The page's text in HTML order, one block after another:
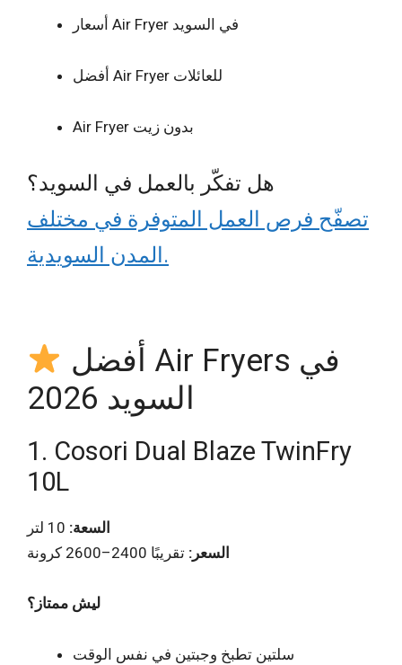
أسعار Air Fryer في السويد
أفضل Air Fryer للعائلات
Air Fryer بدون زيت
هل تفكّر بالعمل في السويد؟
تصفّح فرص العمل المتوفرة في مختلف
المدن السويدية.
السويد 2026
1. Cosori Dual Blaze TwinFry
10L
السعة:
السعر: تقريبًا 2400–2600 كرونة
ليش ممتاز؟
سلتين تطبخ وجبتين في نفس الوقت